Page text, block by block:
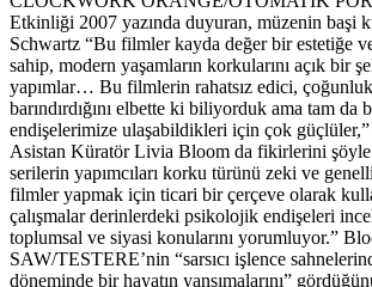
Etkinliği 2007 yazında duyuran, müzenin başi
Schwartz “Bu filmler kayda değer bir estetiğe
sahip, modern yaşamların korkularını açık bir
yapımlar… Bu filmlerin rahatsız edici,
barındırdığını elbette ki biliyorduk ama tam da
endişelerimize ulaşabildikleri için çok
Asistan Küratör Livia Bloom da fikirlerini
serilerin yapımcıları korku türünü zeki ve
filmler yapmak için ticari bir çerçeve olarak
çalışmalar derinlerdeki psikolojik endişeleri
toplumsal ve siyasi konularını yorumluyor.”
SAW/TESTERE’nin “sarsıcı işlence
döneminde bir hayatın yansımalarını”